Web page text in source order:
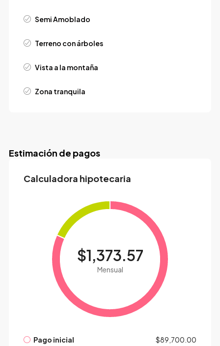
Semi Amoblado
Terreno con árboles
Vista a la montaña
Zona tranquila
Estimación de pagos
Calculadora hipotecaria
$1,373.57
Mensual
Pago inicial $89,700.00